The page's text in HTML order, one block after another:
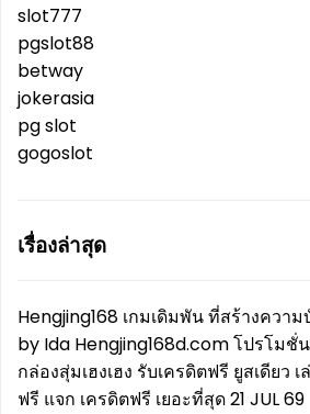
slot777
pgslot88
betway
jokerasia
pg slot
gogoslot
เรื่องล่าสุด
Hengjing168 เกมเดิมพัน ที่สร้างความ
by Ida Hengjing168d.com โปรโมชั่น
กล่องสุ่มเฮงเฮง รับเครดิตฟรี ยูสเดียว
ฟรี แจก เครดิตฟรี เยอะที่สุด 21 JUL 69